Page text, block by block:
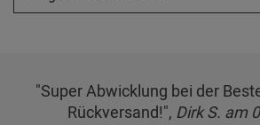
"Super Abwicklung bei der
Rückversand!", Dirk S. am